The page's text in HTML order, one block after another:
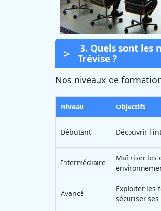
3. Quels sont les
Trévise ?
Nos niveaux de
Niveau Objectifs
Débutant Découvrir
Intermédiaire
Maîtriser les
Avancé
Exploiter les
sécuriser ses